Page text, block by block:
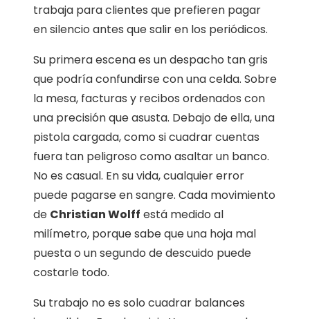
trabaja para clientes que prefieren pagar
en silencio antes que salir en los periódicos.
Su primera escena es un despacho tan gris
que podría confundirse con una celda. Sobre
la mesa, facturas y recibos ordenados con
una precisión que asusta. Debajo de ella, una
pistola cargada, como si cuadrar cuentas
fuera tan peligroso como asaltar un banco.
No es casual. En su vida, cualquier error
puede pagarse en sangre. Cada movimiento
de Christian Wolff está medido al
milímetro, porque sabe que una hoja mal
puesta o un segundo de descuido puede
costarle todo.
Su trabajo no es solo cuadrar balances